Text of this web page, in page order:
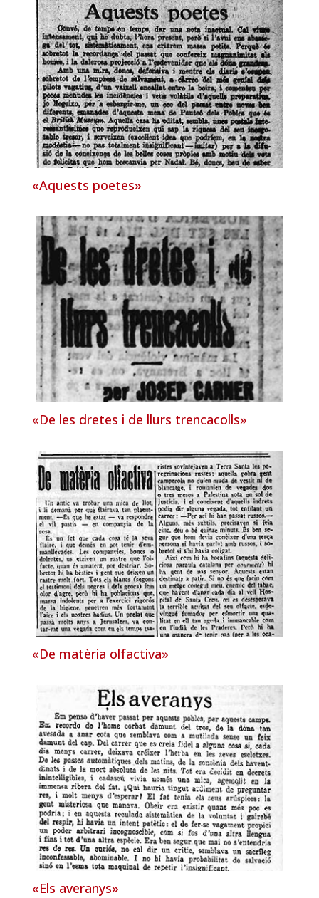
«Aquests poetes»
«De les dretes i de llurs trencacolls»
«De matèria olfactiva»
«Els averanys»